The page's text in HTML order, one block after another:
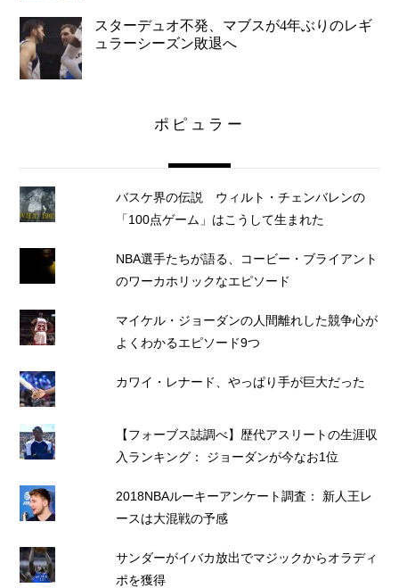
スターデュオ不発、マブスが4年ぶりのレギ
ュラーシーズン敗退へ
ポピュラー
バスケ界の伝説 ウィルト・チェンバレンの
「100点ゲーム」はこうして生まれた
NBA選手たちが語る、コービー・ブライアント
のワーカホリックなエピソード
マイケル・ジョーダンの人間離れした競争心が
よくわかるエピソード9つ
カワイ・レナード、やっぱり手が巨大だった
【フォーブス誌調べ】歴代アスリートの生涯収
入ランキング： ジョーダンが今なお1位
2018NBAルーキーアンケート調査： 新人王レ
ースは大混戦の予感
サンダーがイバカ放出でマジックからオラディ
ポを獲得